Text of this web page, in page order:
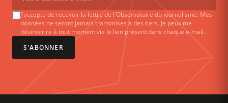
J'accepte de recevoir la lettre de l'Observatoire du journalisme. Mes
données ne seront jamais transmises à des tiers. Je peux me
désinscrire à tout moment via le lien présent dans chaque e-mail.
S'ABONNER